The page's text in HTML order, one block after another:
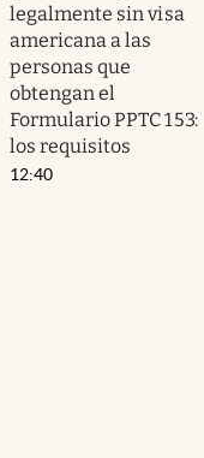
legalmente sin visa
americana a las
personas que
obtengan el
Formulario PPTC 153:
los requisitos
12:40